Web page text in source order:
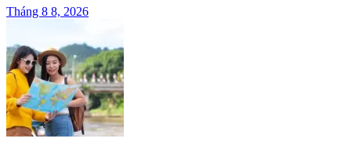
Tháng 8 8, 2026